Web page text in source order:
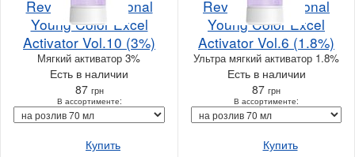
Revlon Professional
Young Color Excel
Activator Vol.10 (3%)
Мягкий активатор 3%
Есть в наличии
87 грн
В ассортименте:
Купить
Revlon Professional
Young Color Excel
Activator Vol.6 (1.8%)
Ультра мягкий активатор 1.8%
Есть в наличии
87 грн
В ассортименте:
Купить